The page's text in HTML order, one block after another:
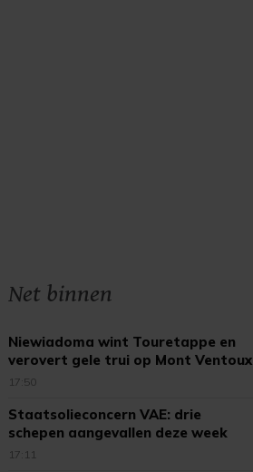
Net binnen
Niewiadoma wint Touretappe en
verovert gele trui op Mont Ventoux
17:50
Staatsolieconcern VAE: drie
schepen aangevallen deze week
17:11